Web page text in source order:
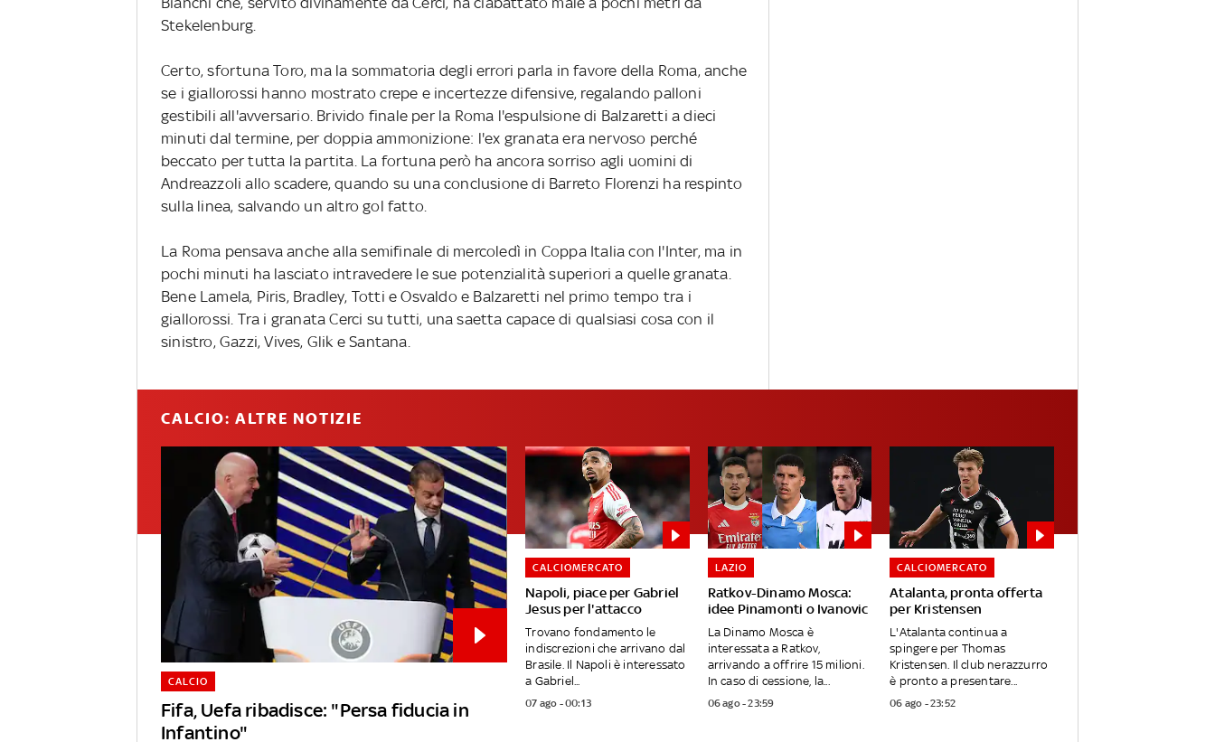
Stekelenburg.
Certo, sfortuna Toro, ma la sommatoria degli errori parla in favore della Roma, anche
se i giallorossi hanno mostrato crepe e incertezze difensive, regalando palloni
gestibili all'avversario. Brivido finale per la Roma l'espulsione di Balzaretti a dieci
minuti dal termine, per doppia ammonizione: l'ex granata era nervoso perché
beccato per tutta la partita. La fortuna però ha ancora sorriso agli uomini di
Andreazzoli allo scadere, quando su una conclusione di Barreto Florenzi ha respinto
sulla linea, salvando un altro gol fatto.
La Roma pensava anche alla semifinale di mercoledì in Coppa Italia con l'Inter, ma in
pochi minuti ha lasciato intravedere le sue potenzialità superiori a quelle granata.
Bene Lamela, Piris, Bradley, Totti e Osvaldo e Balzaretti nel primo tempo tra i
giallorossi. Tra i granata Cerci su tutti, una saetta capace di qualsiasi cosa con il
sinistro, Gazzi, Vives, Glik e Santana.
CALCIO: ALTRE NOTIZIE
Fifa, Uefa ribadisce: "Persa fiducia in
Infantino"
CALCIO
Napoli, piace per Gabriel
Jesus per l'attacco
CALCIOMERCATO
Trovano fondamento le
indiscrezioni che arrivano dal
Brasile. Il Napoli è interessato
a Gabriel...
07 ago - 00:13
Ratkov-Dinamo Mosca:
idee Pinamonti o Ivanovic
LAZIO
La Dinamo Mosca è
interessata a Ratkov,
arrivando a offrire 15 milioni.
In caso di cessione, la...
06 ago - 23:59
Atalanta, pronta offerta
per Kristensen
CALCIOMERCATO
L'Atalanta continua a
spingere per Thomas
Kristensen. Il club nerazzurro
è pronto a presentare...
06 ago - 23:52